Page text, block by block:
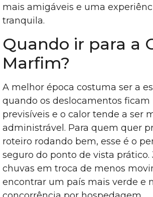
mais amigáveis e uma
tranquila.
Quando ir para a
Marfim?
A melhor época costuma ser a
quando os deslocamentos ficam
previsíveis e o calor tende a ser
administrável. Para quem quer
roteiro rodando bem, esse é o
seguro do ponto de vista prático.
chuvas em troca de menos
encontrar um país mais verde e